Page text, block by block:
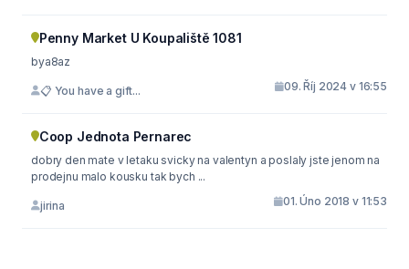
Penny Market U Koupaliště 1081
bya8az
📋 You have a gift... 09. Říj 2024 v 16:55
Coop Jednota Pernarec
dobry den mate v letaku svicky na valentyn a poslaly jste jenom na
prodejnu malo kousku tak bych ...
jirina 01. Úno 2018 v 11:53